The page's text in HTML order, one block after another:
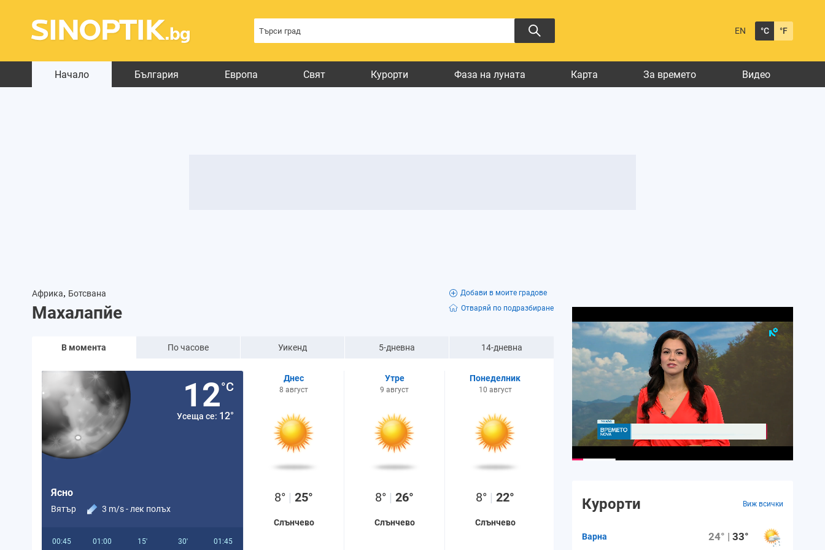
EN °C °F
Начало България Европа Свят Курорти Фаза на луната Карта За времето Видео
Африка, Ботсвана
Махалапйе
Добави в моите градове
Отваряй по подразбиране
В момента По часове Уикенд 5-дневна 14-дневна
12°C
Усеща се: 12°
Ясно
Вятър 3 m/s -лек полъх
00:45 01:00 15' 30' 01:45
Днес
8 август
8° | 25°
Слънчево
Утре
9 август
8° | 26°
Слънчево
Понеделник
10 август
8° | 22°
Слънчево
Курорти Виж всички
Варна 24° |33°